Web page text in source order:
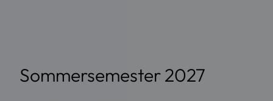
Sommersemester 2027